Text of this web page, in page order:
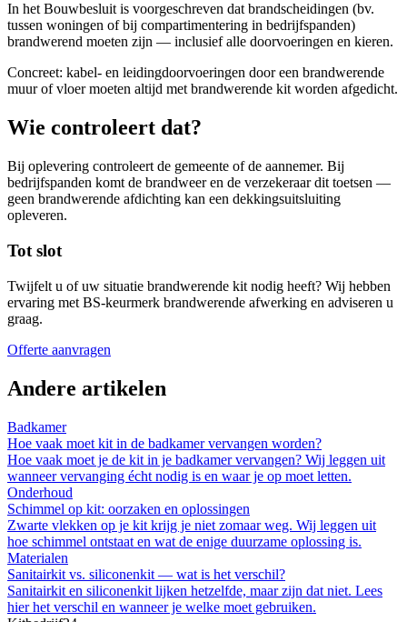
In het Bouwbesluit is voorgeschreven dat brandscheidingen (bv.
tussen woningen of bij compartimentering in bedrijfspanden)
brandwerend moeten zijn — inclusief alle doorvoeringen en kieren.
Concreet: kabel- en leidingdoorvoeringen door een brandwerende
muur of vloer moeten altijd met brandwerende kit worden afgedicht.
Wie controleert dat?
Bij oplevering controleert de gemeente of de aannemer. Bij
bedrijfspanden komt de brandweer en de verzekeraar dit toetsen —
geen brandwerende afdichting kan een dekkingsuitsluiting
opleveren.
Tot slot
Twijfelt u of uw situatie brandwerende kit nodig heeft? Wij hebben
ervaring met BS-keurmerk brandwerende afwerking en adviseren u
graag.
Offerte aanvragen
Andere artikelen
Badkamer
Hoe vaak moet kit in de badkamer vervangen worden?
Hoe vaak moet je de kit in je badkamer vervangen? Wij leggen uit
wanneer vervanging écht nodig is en waar je op moet letten.
Onderhoud
Schimmel op kit: oorzaken en oplossingen
Zwarte vlekken op je kit krijg je niet zomaar weg. Wij leggen uit
hoe schimmel ontstaat en wat de enige duurzame oplossing is.
Materialen
Sanitairkit vs. siliconenkit — wat is het verschil?
Sanitairkit en siliconenkit lijken hetzelfde, maar zijn dat niet. Lees
hier het verschil en wanneer je welke moet gebruiken.